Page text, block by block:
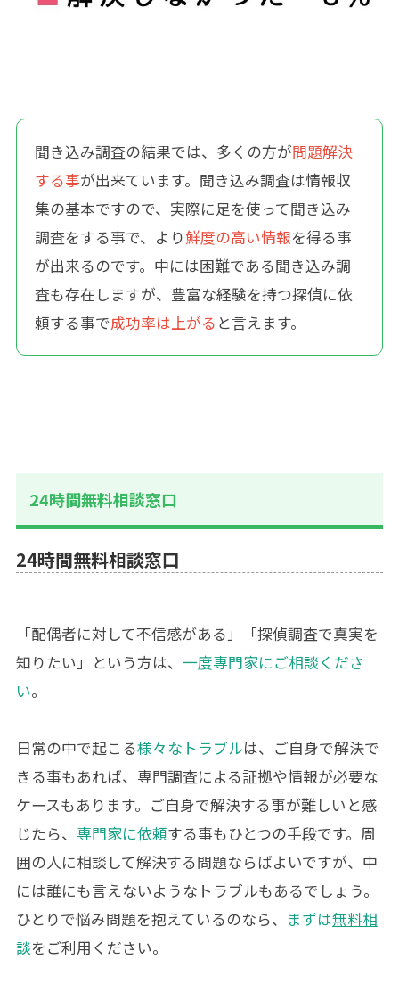
聞き込み調査の結果では、多くの方が問題解決
する事が出来ています。聞き込み調査は情報収
集の基本ですので、実際に足を使って聞き込み
調査をする事で、より鮮度の高い情報を得る事
が出来るのです。中には困難である聞き込み調
査も存在しますが、豊富な経験を持つ探偵に依
頼する事で成功率は上がる と言えます。
24時間無料相談窓口
24時間無料相談窓口
「配偶者に対して不信感がある」「探偵調査で真実を
知りたい」という方は、 一度専門家にご相談くださ
い。
日常の中で起こる様々なトラブルは、ご自身で解決で
きる事もあれば、専門調査による証拠や情報が必要な
ケースもあります。ご自身で解決する事が難しいと感
じたら、 専門家に依頼する事もひとつの手段です。周
囲の人に相談して解決する問題ならばよいですが、中
には誰にも言えないようなトラブルもあるでしょう。
ひとりで悩み問題を抱えているのなら、 まずは無料相
談をご利用ください。